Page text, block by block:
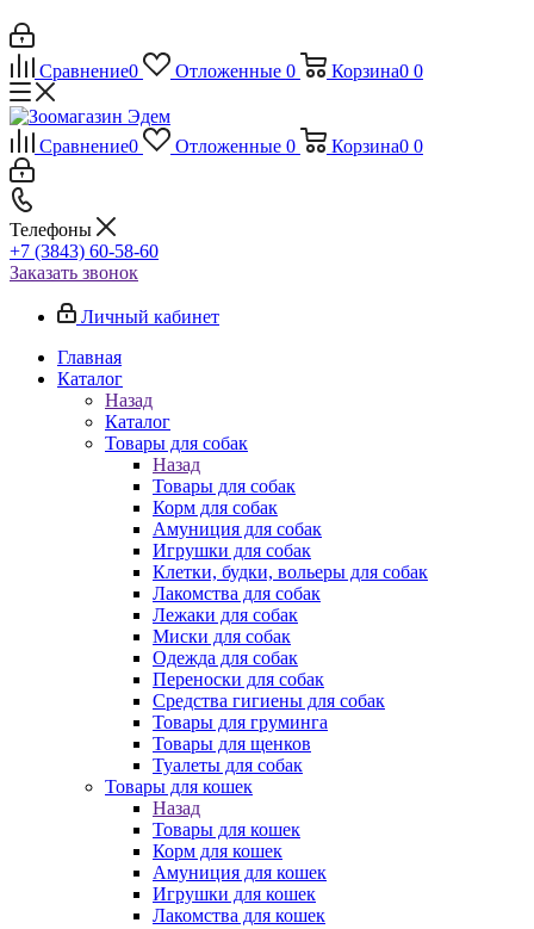
Сравнение0 Отложенные 0 Корзина0 0
Сравнение0 Отложенные 0 Корзина0 0
Телефоны
+7 (3843) 60-58-60
Заказать звонок
Личный кабинет
Главная
Каталог
Назад
Каталог
Товары для собак
Назад
Товары для собак
Корм для собак
Амуниция для собак
Игрушки для собак
Клетки, будки, вольеры для собак
Лакомства для собак
Лежаки для собак
Миски для собак
Одежда для собак
Переноски для собак
Средства гигиены для собак
Товары для груминга
Товары для щенков
Туалеты для собак
Товары для кошек
Назад
Товары для кошек
Корм для кошек
Амуниция для кошек
Игрушки для кошек
Лакомства для кошек